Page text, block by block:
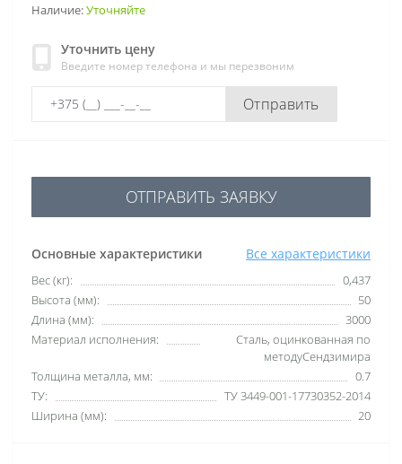
Наличие:Уточняйте
Уточнить цену
Введите номер телефона и мы перезвоним
Отправить
Основные характеристики Все характеристики
Вес (кг):
0,437
Высота (мм):
50
Длина (мм):
3000
Материал исполнения:
Сталь, оцинкованная по
методуСендзимира
Толщина металла, мм:
0.7
ТУ:
ТУ 3449-001-17730352-2014
Ширина (мм):
20
ОТПРАВИТЬ ЗАЯВКУ